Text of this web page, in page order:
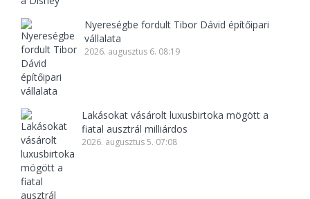
Nyereségbe fordult Tibor Dávid építőipari
vállalata
2026. augusztus 6. 08:19
Lakásokat vásárolt luxusbirtoka mögött a
fiatal ausztrál milliárdos
2026. augusztus 5. 07:08